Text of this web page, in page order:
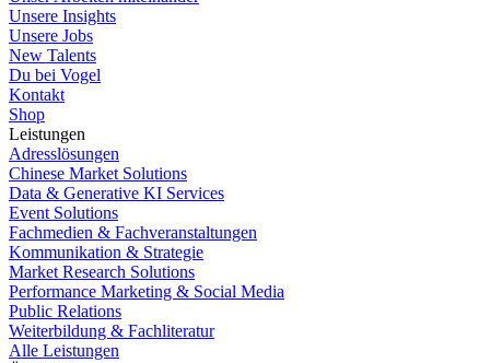
Unsere Insights
Unsere Jobs
New Talents
Du bei Vogel
Kontakt
Shop
Leistungen
Adresslösungen
Chinese Market Solutions
Data & Generative KI Services
Event Solutions
Fachmedien & Fachveranstaltungen
Kommunikation & Strategie
Market Research Solutions
Performance Marketing & Social Media
Public Relations
Weiterbildung & Fachliteratur
Alle Leistungen